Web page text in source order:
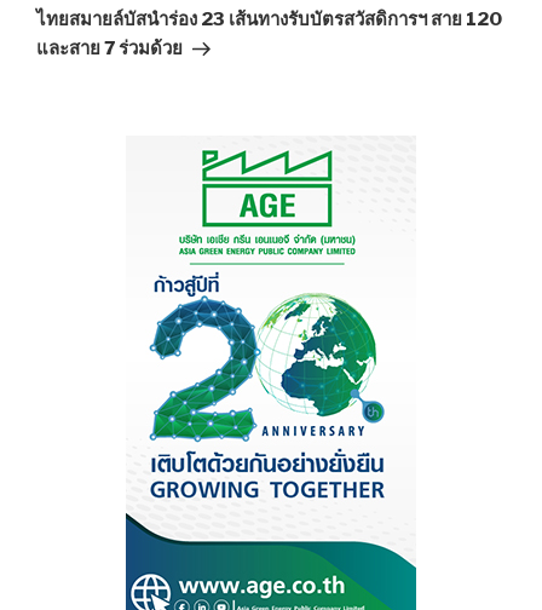
Post
ไทยสมายล์บัสนำร่อง 23 เส้นทางรับบัตรสวัสดิการฯ สาย 120
และสาย 7 ร่วมด้วย